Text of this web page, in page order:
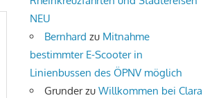
NEU
Bernhard zu Mitnahme
bestimmter E-Scooter in
Linienbussen des ÖPNV möglich
GrunderzuWillkommen bei Clara